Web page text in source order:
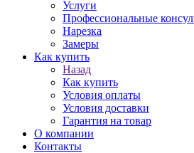
Услуги
Профессиональные
Нарезка
Замеры
Как купить
Назад
Как купить
Условия оплаты
Условия доставки
Гарантия на товар
О компании
Контакты